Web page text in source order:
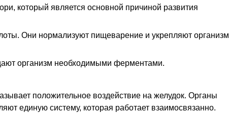
который является основной причиной развития
Они нормализуют пищеварение и укрепляют организм
организм необходимыми ферментами.
положительное воздействие на желудок. Органы
единую систему, которая работает взаимосвязанно.